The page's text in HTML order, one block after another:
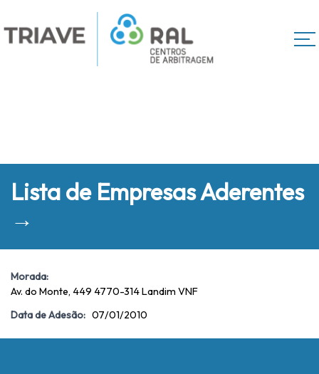
Lista de Empresas Aderentes
→
Morada:
Av. do Monte, 449 4770-314 Landim VNF
Data de Adesão: 07/01/2010